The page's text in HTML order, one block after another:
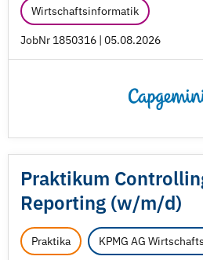
Wirtschaftsinformatik
JobNr 1850316 | 05.08.2026
Praktikum
Reporting (w/m/d)
Praktika KPMG AG